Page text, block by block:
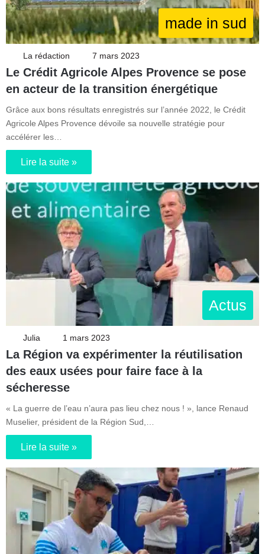
made in sud
La rédaction 7 mars 2023
Le Crédit Agricole Alpes Provence se pose
en acteur de la transition énergétique
Grâce aux bons résultats enregistrés sur l’année 2022, le Crédit
Agricole Alpes Provence dévoile sa nouvelle stratégie pour
accélérer les…
Lire la suite »
Actus
Julia 1 mars 2023
La Région va expérimenter la réutilisation
des eaux usées pour faire face à la
sécheresse
« La guerre de l’eau n’aura pas lieu chez nous ! », lance Renaud
Muselier, président de la Région Sud,…
Lire la suite »